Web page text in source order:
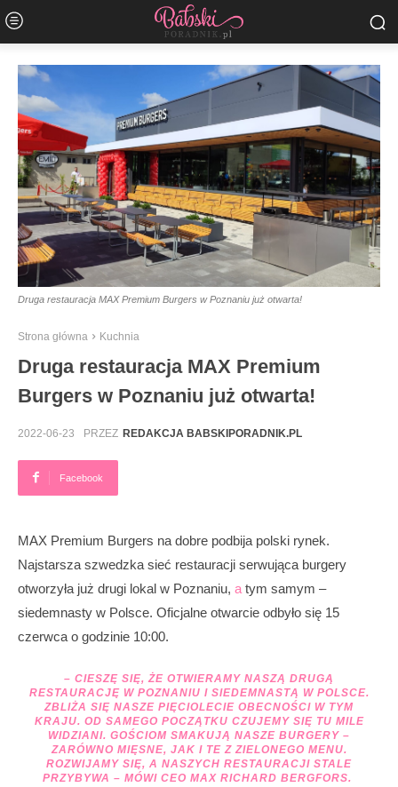
Druga restauracja MAX Premium Burgers w Poznaniu już otwarta!
Strona główna Kuchnia
Druga restauracja MAX Premium
Burgers w Poznaniu już otwarta!
2022-06-23 PRZEZ REDAKCJA BABSKIPORADNIK.PL
Facebook
MAX Premium Burgers na dobre podbija polski rynek.
Najstarsza szwedzka sieć restauracji serwująca burgery
otworzyła już drugi lokal w Poznaniu, a tym samym –
siedemnasty w Polsce. Oficjalne otwarcie odbyło się 15
czerwca o godzinie 10:00.
– CIESZĘ SIĘ, ŻE OTWIERAMY NASZĄ DRUGĄ
RESTAURACJĘ W POZNANIU I SIEDEMNASTĄ W POLSCE.
ZBLIŻA SIĘ NASZE PIĘCIOLECIE OBECNOŚCI W TYM
KRAJU. OD SAMEGO POCZĄTKU CZUJEMY SIĘ TU MILE
WIDZIANI. GOŚCIOM SMAKUJĄ NASZE BURGERY –
ZARÓWNO MIĘSNE, JAK I TE Z ZIELONEGO MENU.
ROZWIJAMY SIĘ, A NASZYCH RESTAURACJI STALE
PRZYBYWA – MÓWI CEO MAX RICHARD BERGFORS.